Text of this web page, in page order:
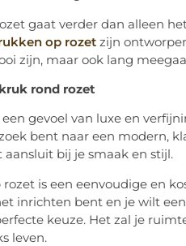
gaat verder dan alleen
op rozet zijn
zijn, maar ook lang
rond rozet
gevoel van luxe en
bent naar een modern,
bij je smaak en stijl.
is een eenvoudige en
inrichten bent en je wilt
keuze. Het zal je
leven.